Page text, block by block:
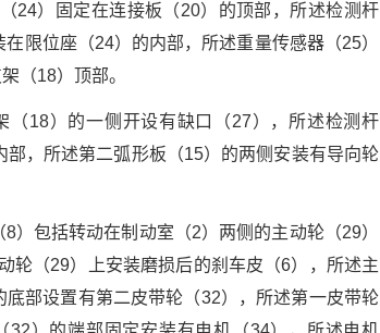
24）固定在连接板（20）的顶部，所述检测杆
限位座（24）的内部，所述重量传感器（25）
（18）顶部。
18）的一侧开设有缺口（27），所述检测杆
，所述第二弧形板（15）的两侧安装有导向轮
包括转动在制动室（2）两侧的主动轮（29）
轮（29）上安装磨损后的刹车皮（6），所述主
部设置有第二皮带轮（32），所述第一皮带轮